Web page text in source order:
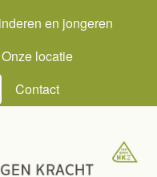
en jongeren
Onze locatie
Contact